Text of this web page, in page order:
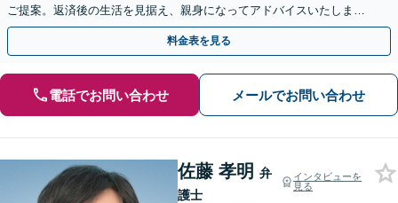
ご提案。返済後の生活を見据え、親身になってアドバイスいたしま
す。【分割払い可能】【法テラス利用可能】
料金表を見る
電話でお問い合わせ メールでお問い合わせ
佐藤 孝明 弁
護士
インタビューを
見る